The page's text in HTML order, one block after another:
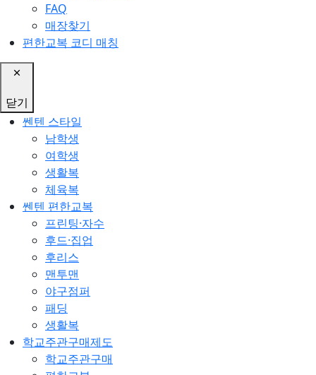
FAQ
매장찾기
편한교복 코디 매칭
닫기
쎈텐 스타일
남학생
여학생
생활복
체육복
쎈텐 편한교복
프린팅·자수
후드·집업
후리스
맨투맨
야구점퍼
패딩
생활복
학교주관구매제도
학교주관구매